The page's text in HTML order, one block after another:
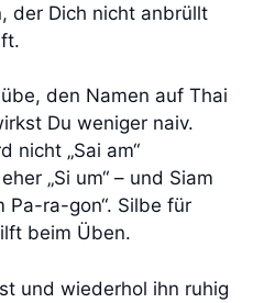
der Dich nicht anbrüllt
den Namen auf Thai
Du weniger naiv.
nicht „Sai am“
„Si um“ – und Siam
Pa-ra-gon“. Silbe für
beim Üben.
und wiederhol ihn ruhig